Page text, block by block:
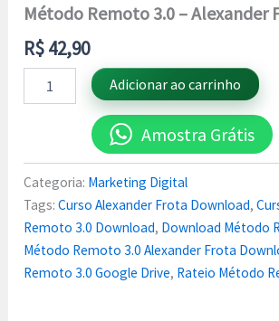
Método Remoto 3.0 – Alexander
R$42,90
Adicionar ao carrinho
Amostra Grátis
Categoria: Marketing Digital
Tags:Curso Alexander Frota Download,
Remoto 3.0 Download, Download Método
Método Remoto 3.0 Alexander Frota
Remoto 3.0 Google Drive, Rateio Método